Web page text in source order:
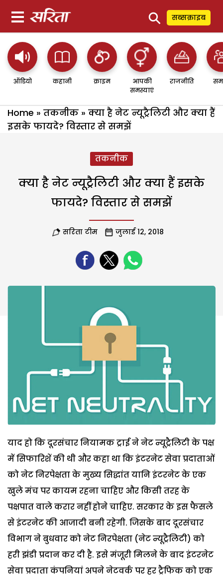
⚲ सब्सक्राइब
ऑडियो कहानी क्राइम
आपकी
समस्याएं
राजनीति
Home » तकनीक » क्या है नेट न्यूट्रैलिटी और क्या हैं
इसके फायदे? विस्तार से समझें
तकनीक
क्या है नेट न्यूट्रैलिटी और क्या हैं इसके
फायदे? विस्तार से समझें
सरिता टीम जुलाई 12, 2018
याद हो कि दूरसंचार नियामक ट्राई ने नेट न्यूट्रैलिटी के पक्ष
में सिफारिशें की थी और कहा था कि इंटरनेट सेवा प्रदाताओं
को नेट निरपेक्षता के मुख्य सिद्धांत यानि इंटरनेट के एक
खुले मंच पर कायम रहना चाहिए और किसी तरह के
पक्षपात वाले करार नहीं होने चाहिए. सरकार के इस फैसले
से इंटरनेट की आजादी बनी रहेगी. जिसके बाद दूरसंचार
विभाग ने बुधवार को नेट निरपेक्षता (नेट न्यूट्रैलिटी) को
हरी झंडी प्रदान कर दी है. इसे मंजूरी मिलने के बाद इंटरनेट
सेवा प्रदाता कंपनियां अपने नेटवर्क पर हर ट्रैफिक को एक